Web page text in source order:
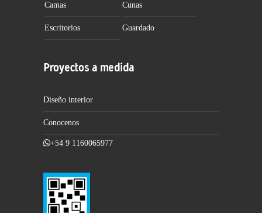
Camas Cunas
Escritorios Guardado
Proyectos a medida
Diseño interior
Conocenos
+54 9 1160065977